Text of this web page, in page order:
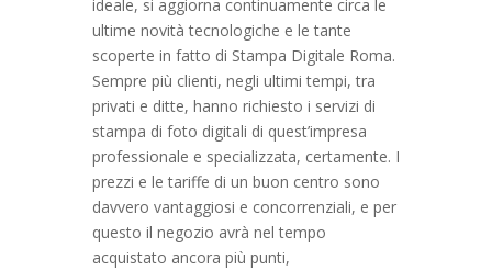
ideale, si aggiorna continuamente circa le
ultime novità tecnologiche e le tante
scoperte in fatto di Stampa Digitale Roma.
Sempre più clienti, negli ultimi tempi, tra
privati e ditte, hanno richiesto i servizi di
stampa di foto digitali di quest’impresa
professionale e specializzata, certamente. I
prezzi e le tariffe di un buon centro sono
davvero vantaggiosi e concorrenziali, e per
questo il negozio avrà nel tempo
acquistato ancora più punti,